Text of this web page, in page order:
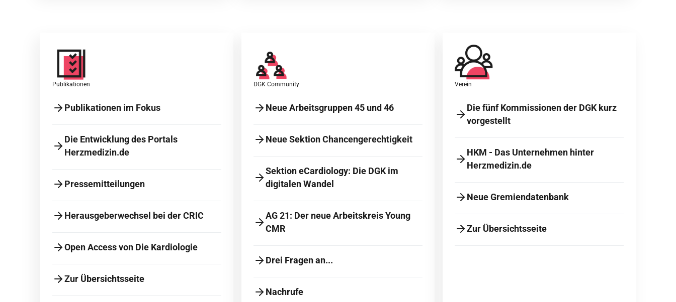
Publikationen
Publikationen im Fokus
Die Entwicklung des Portals
Herzmedizin.de
Pressemitteilungen
Herausgeberwechsel bei der CRIC
Open Access von Die Kardiologie
Zur Übersichtsseite
DGK Community
Neue Arbeitsgruppen 45 und 46
Neue Sektion Chancengerechtigkeit
Sektion eCardiology: Die DGK im
digitalen Wandel
AG 21: Der neue Arbeitskreis Young
CMR
Drei Fragen an...
Nachrufe
Verein
Die fünf Kommissionen der DGK kurz
vorgestellt
HKM - Das Unternehmen hinter
Herzmedizin.de
Neue Gremiendatenbank
Zur Übersichtsseite